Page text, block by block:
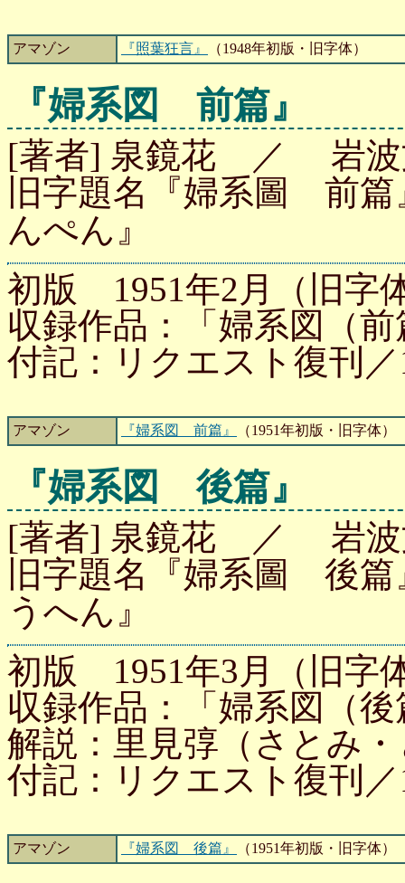
アマゾン 『照葉狂言』 （1948年初版・旧字体）
『婦系図 前篇』
[著者] 泉鏡花 ／ 岩波
旧字題名『婦系圖 前
んぺん』
初版 1951年2月（旧字
収録作品：「婦系図（前
付記：リクエスト復刊／
アマゾン 『婦系図 前篇』 （1951年初版・旧字体）
『婦系図 後篇』
[著者] 泉鏡花 ／ 岩波
旧字題名『婦系圖 後
うへん』
初版 1951年3月（旧字
収録作品：「婦系図（後
解説：里見弴（さとみ
付記：リクエスト復刊／
アマゾン 『婦系図 後篇』 （1951年初版・旧字体）